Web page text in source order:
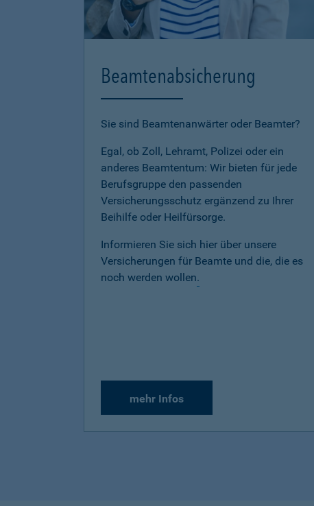
Beamtenabsicherung
Sie sind Beamtenanwärter oder Beamter?
Egal, ob Zoll, Lehramt, Polizei oder ein
anderes Beamtentum: Wir bieten für jede
Berufsgruppe den passenden
Versicherungsschutz ergänzend zu Ihrer
Beihilfe oder Heilfürsorge.
Informieren Sie sich hier über unsere
Versicherungen für Beamte und die, die es
noch werden wollen.
mehr Infos